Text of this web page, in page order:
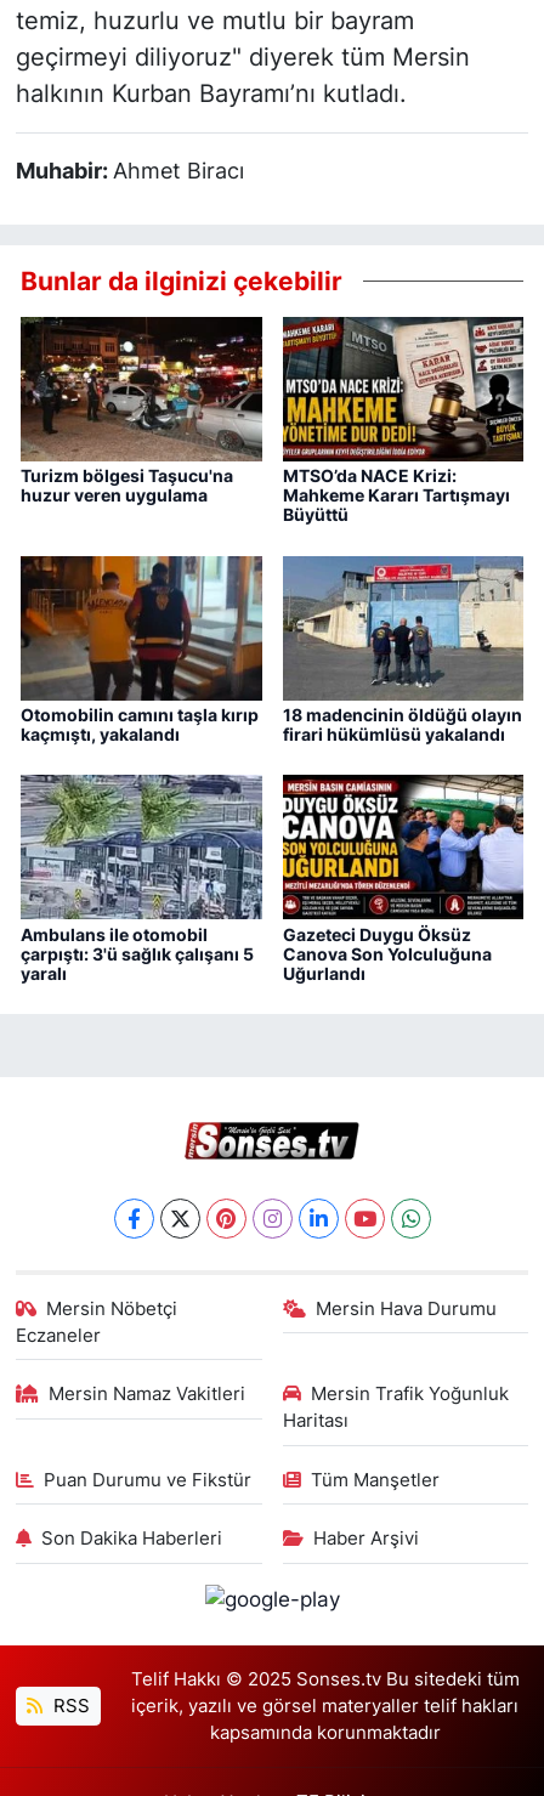
temiz, huzurlu ve mutlu bir bayram
geçirmeyi diliyoruz" diyerek tüm Mersin
halkının Kurban Bayramı’nı kutladı.
Muhabir: Ahmet Biracı
Bunlar da ilginizi çekebilir
Turizm bölgesi Taşucu'na
huzur veren uygulama
MTSO’da NACE Krizi:
Mahkeme Kararı Tartışmayı
Büyüttü
Otomobilin camını taşla kırıp
kaçmıştı, yakalandı
18 madencinin öldüğü olayın
firari hükümlüsü yakalandı
Ambulans ile otomobil
çarpıştı: 3'ü sağlık çalışanı 5
yaralı
Gazeteci Duygu Öksüz
Canova Son Yolculuğuna
Uğurlandı
Mersin Nöbetçi
Eczaneler
Mersin Hava Durumu
Mersin Namaz Vakitleri
Mersin Trafik Yoğunluk
Haritası
Puan Durumu ve Fikstür Tüm Manşetler
Son Dakika Haberleri Haber Arşivi
RSS
Telif Hakkı © 2025 Sonses.tv Bu sitedeki tüm
içerik, yazılı ve görsel materyaller telif hakları
kapsamında korunmaktadır